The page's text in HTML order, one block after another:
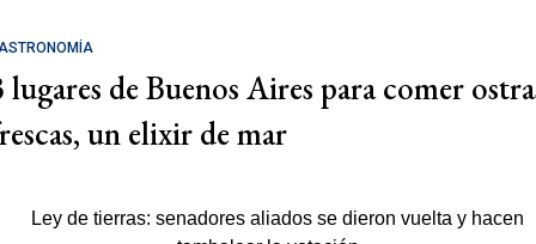
lugares de Buenos Aires para comer
un elixir de mar